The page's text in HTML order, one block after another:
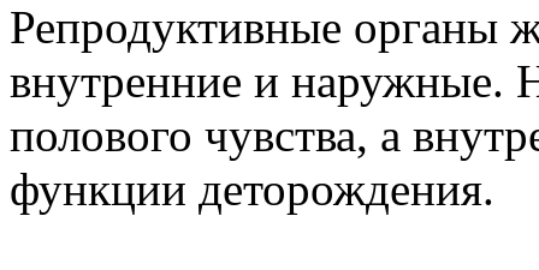
Репродуктивные органы
внутренние и
полового чувства, а
функции деторождения.